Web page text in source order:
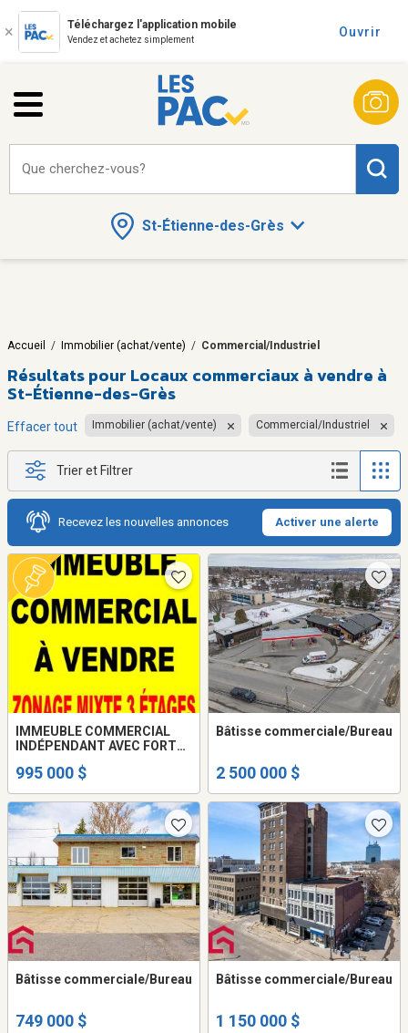
Téléchargez l'application mobile
Vendez et achetez simplement
Ouvrir
St-Étienne-des-Grès
Que cherchez-vous?
Accueil / Immobilier (achat/vente) / Commercial/Industriel
Résultats pour Locaux commerciaux à vendre à
St-Étienne-des-Grès
Effacer tout Immobilier (achat/vente) Commercial/Industriel
Trier et Filtrer
Recevez les nouvelles annonces Activer une alerte
IMMEUBLE COMMERCIAL
INDÉPENDANT AVEC FORT
REDÉVELOPPEMENT
995 000 $
Bâtisse commerciale/Bureau
2 500 000 $
Bâtisse commerciale/Bureau
749 000 $
Bâtisse commerciale/Bureau
1 150 000 $